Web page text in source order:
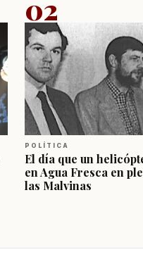
02
POLÍTICA
El día que un
en Agua Fresca en
las Malvinas